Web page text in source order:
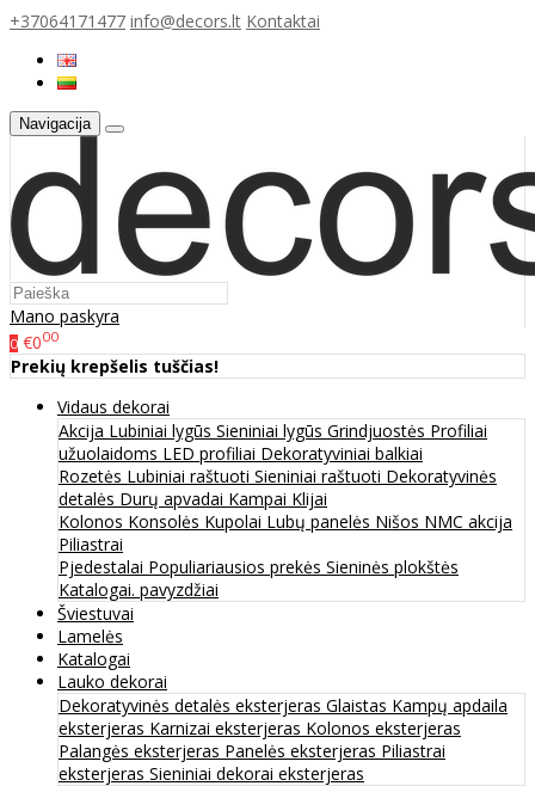
+37064171477 info@decors.lt Kontaktai
Navigacija
Mano paskyra
0 €000
Prekių krepšelis tuščias!
Vidaus dekorai
Akcija Lubiniai lygūs Sieniniai lygūs Grindjuostės Profiliai
užuolaidoms LED profiliai Dekoratyviniai balkiai
Rozetės Lubiniai raštuoti Sieniniai raštuoti Dekoratyvinės
detalės Durų apvadai Kampai Klijai
Kolonos Konsolės Kupolai Lubų panelės Nišos NMC akcija
Piliastrai
Pjedestalai Populiariausios prekės Sieninės plokštės
Katalogai. pavyzdžiai
Šviestuvai
Lamelės
Katalogai
Lauko dekorai
Dekoratyvinės detalės eksterjeras Glaistas Kampų apdaila
eksterjeras Karnizai eksterjeras Kolonos eksterjeras
Palangės eksterjeras Panelės eksterjeras Piliastrai
eksterjeras Sieniniai dekorai eksterjeras